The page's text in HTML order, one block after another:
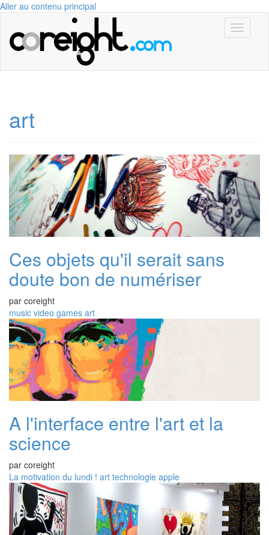
Aller au contenu principal
Toggle
art
Ces objets qu'il serait sans
doute bon de numériser
par coreight
music video games art
A l'interface entre l'art et la
science
par coreight
La motivation du lundi ! art technologie apple